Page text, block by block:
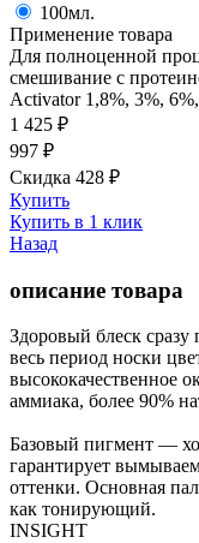
100мл.
Применение товара
Для полноценной
смешивание с
Activator 1,8%, 3%,
1 425 ₽
997 ₽
Скидка 428 ₽
Купить
Купить в 1 клик
Назад
описание товара
Здоровый блеск сразу
весь период носки
высококачественное
аммиака, более 90%
Базовый пигмент —
гарантирует
оттенки. Основная
как тонирующий.
INSIGHT